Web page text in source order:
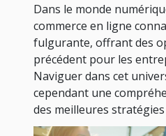
Dans le monde
commerce en ligne
fulgurante, offrant des
précédent pour les
Naviguer dans cet
cependant une
des meilleures stratégies